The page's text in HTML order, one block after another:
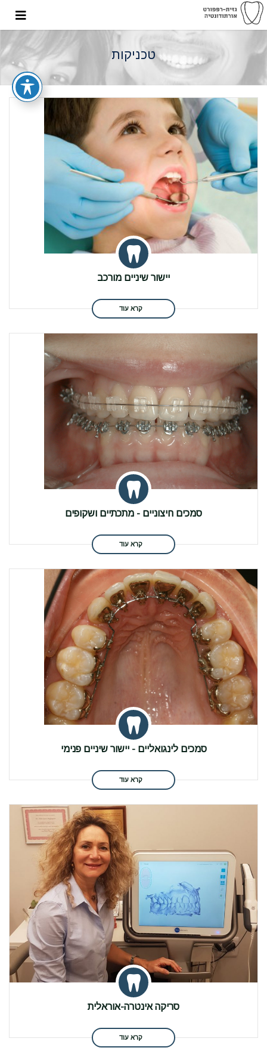
טכניקות
יישור שיניים מורכב
קרא עוד
סמכים חיצוניים - מתכתיים ושקופים
קרא עוד
סמכים לינגואליים - יישור שיניים פנימי
קרא עוד
סריקה אינטרה-אוראלית
קרא עוד